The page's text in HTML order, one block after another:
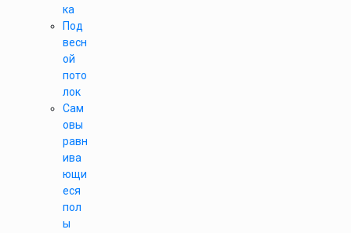
ка
Под
весн
ой
пото
лок
Сам
овы
равн
ива
ющи
еся
пол
ы